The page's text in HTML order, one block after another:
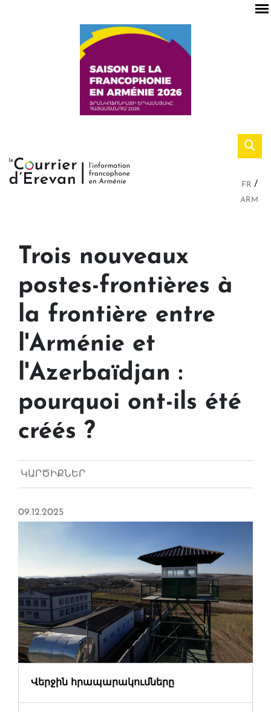
FR
ARM
Trois nouveaux
postes-frontières à
la frontière entre
l'Arménie et
l'Azerbaïdjan :
pourquoi ont-ils été
créés ?
ԿԱՐԾԻՔՆԵՐ
09.12.2025
Վերջին հրապարակումները